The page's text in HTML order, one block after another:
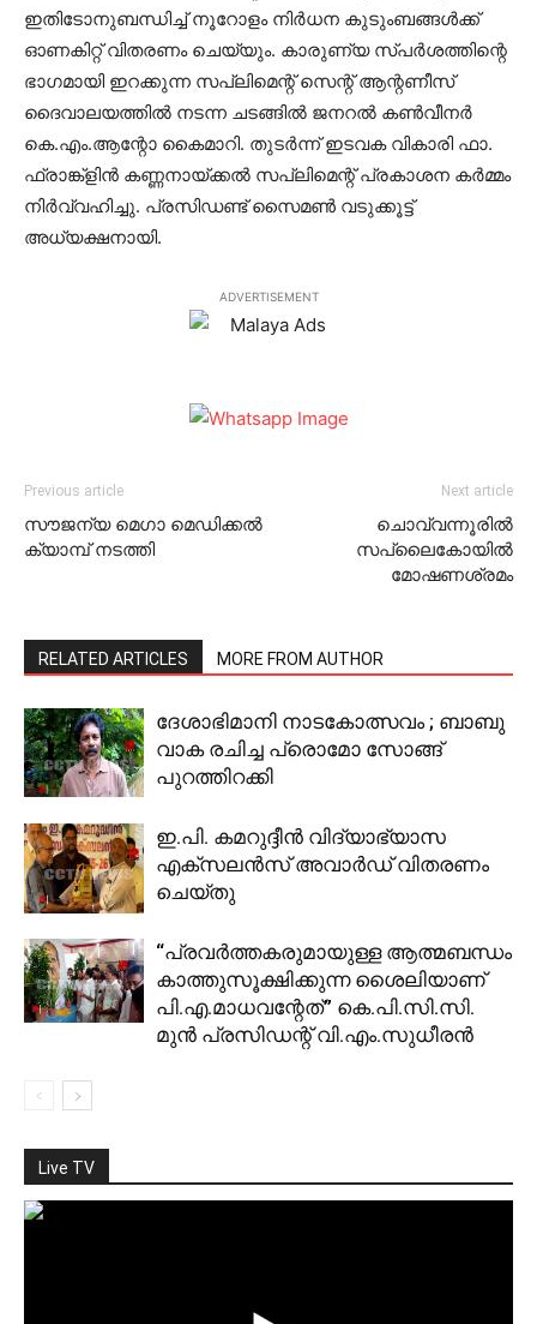
ഇതിടോനുബന്ധിച്ച് നൂറോളം നിര്‍ധന കുടുംബങ്ങള്‍ക്ക്
ഓണകിറ്റ് വിതരണം ചെയ്യും. കാരുണ്യ സ്പര്‍ശത്തിന്റെ
ഭാഗമായി ഇറക്കുന്ന സപ്ലിമെന്റ് സെന്റ് ആന്റണീസ്
ദൈവാലയത്തില്‍ നടന്ന ചടങ്ങില്‍ ജനറല്‍ കണ്‍വീനര്‍
കെ.എം.ആന്റോ കൈമാറി. തുടര്‍ന്ന് ഇടവക വികാരി ഫാ.
ഫ്രാങ്ക്‌ളിന്‍ കണ്ണനായ്ക്കല്‍ സപ്ലിമെന്റ് പ്രകാശന കര്‍മ്മം
നിര്‍വ്വഹിച്ചു. പ്രസിഡണ്ട് സൈമണ്‍ വടുക്കൂട്ട്
അധ്യക്ഷനായി.
ADVERTISEMENT
Previous article
സൗജന്യ മെഗാ മെഡിക്കല്‍
ക്യാമ്പ് നടത്തി
Next article
ചൊവ്വന്നൂരില്‍
സപ്ലൈകോയില്‍
മോഷണശ്രമം
RELATED ARTICLES MORE FROM AUTHOR
ദേശാഭിമാനി നാടകോത്സവം ; ബാബു
വാക രചിച്ച പ്രൊമോ സോങ്ങ്
പുറത്തിറക്കി
ഇ.പി. കമറുദ്ദീൻ വിദ്യാഭ്യാസ
എക്‌സലൻസ് അവാർഡ് വിതരണം
ചെയ്തു
“പ്രവര്‍ത്തകരുമായുള്ള ആത്മബന്ധം
കാത്തുസൂക്ഷിക്കുന്ന ശൈലിയാണ്
പി.എ.മാധവന്റേത്” കെ.പി.സി.സി.
മുന്‍ പ്രസിഡന്റ് വി.എം.സുധീരന്‍
Live TV